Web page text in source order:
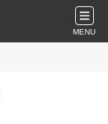
MENU